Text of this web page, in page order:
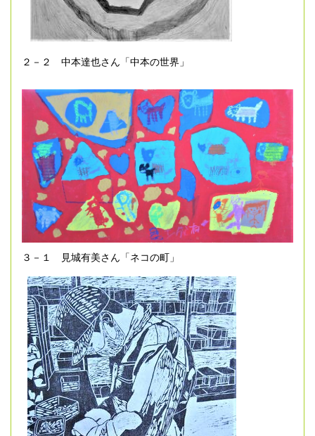
２－２ 中本達也さん「中本の世界」
３－１ 見城有美さん「ネコの町」